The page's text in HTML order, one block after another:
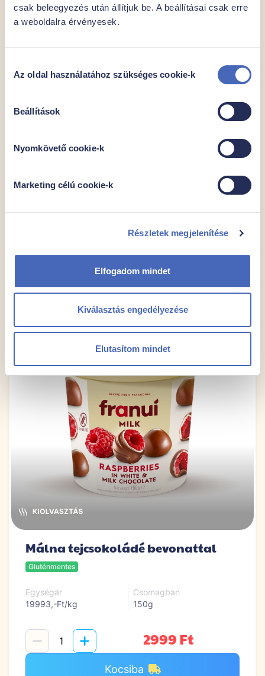
csak beleegyezés után állítjuk be. A beállításai csak erre
a weboldalra érvényesek.
kiválasztása
Az oldal használatához szükséges cookie-k
Beállítások
Nyomkövető cookie-k
Marketing célú cookie-k
Részletek megjelenítése
Elfogadom mindet
Kiválasztás engedélyezése
Elutasítom mindet
Málna étcsokoládé bevonattal
Kocsiba
Málna tejcsokoládé bevonattal
Gluténmentes
Egységár
19993,-Ft/kg
Csomagban
150g
2999 Ft
Kocsiba